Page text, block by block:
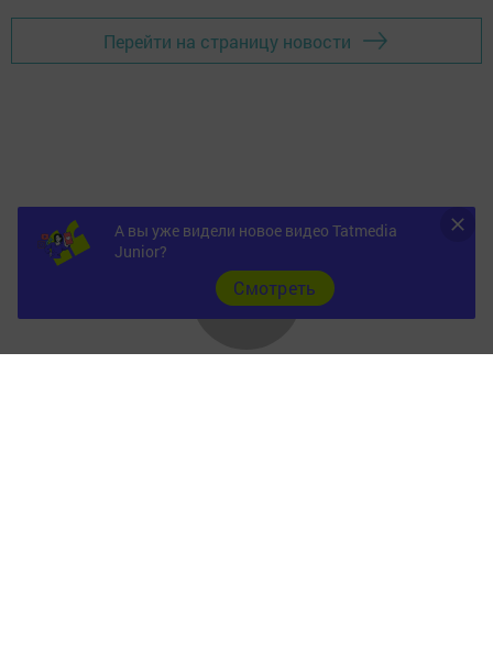
Перейти на страницу новости
А вы уже видели новое видео Tatmedia
Junior?
Cмотреть